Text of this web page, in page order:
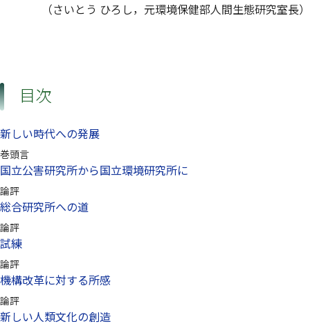
（さいとう ひろし，元環境保健部人間生態研究室長）
目次
新しい時代への発展
巻頭言
国立公害研究所から国立環境研究所に
論評
総合研究所への道
論評
試練
論評
機構改革に対する所感
論評
新しい人類文化の創造